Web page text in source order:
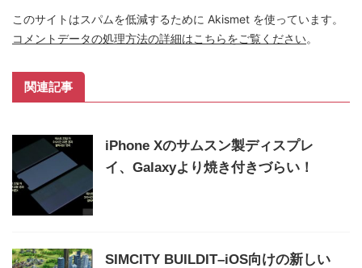
このサイトはスパムを低減するために Akismet を使っています。
コメントデータの処理方法の詳細はこちらをご覧ください。
関連記事
iPhone Xのサムスン製ディスプレ
イ、Galaxyより焼き付きづらい！
SIMCITY BUILDIT–iOS向けの新しい